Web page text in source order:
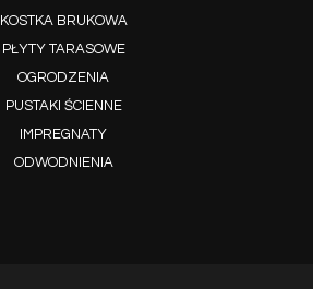
KOSTKA BRUKOWA
PŁYTY TARASOWE
OGRODZENIA
PUSTAKI ŚCIENNE
IMPREGNATY
ODWODNIENIA